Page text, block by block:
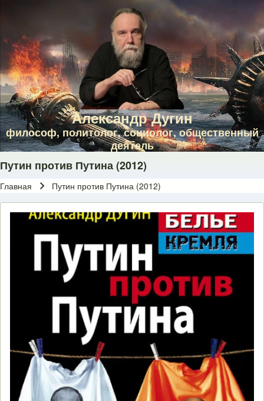
Перейти к основному содержанию
Александр Дугин
философ, политолог, социолог, общественный
деятель
Путин против Путина (2012)
Главная Путин против Путина (2012)